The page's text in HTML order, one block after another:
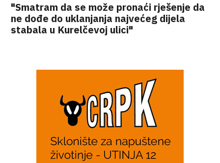
"Smatram da se može pronaći rješenje da
ne dođe do uklanjanja najvećeg dijela
stabala u Kurelčevoj ulici"